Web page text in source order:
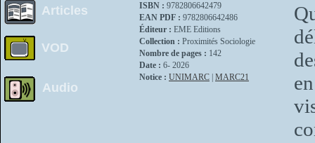
Articles
VOD
Audio
ISBN : 9782806642479
EAN PDF : 9782806642486
Éditeur : EME Editions
Collection : Proximités Sociologie
Nombre de pages : 142
Date : 6- 2026
Notice : UNIMARC MARC21